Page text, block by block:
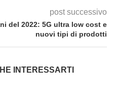
post successivo
del 2022: 5G ultra low cost e
nuovi tipi di prodotti
INTERESSARTI